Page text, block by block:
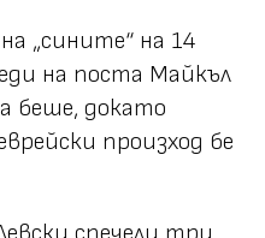
„сините“ на 14
на поста Майкъл
беше, докато
произход бе